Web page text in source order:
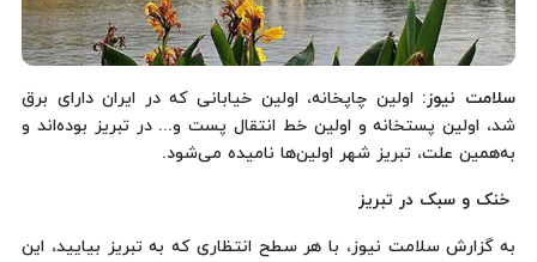
سلامت نیوز: اولین چاپخانه، اولین خیابانی که در ایران دارای برق
شد، اولین پستخانه و اولین خط انتقال پست و... در تبریز بوده‌اند و
به‌همین علت، تبریز شهر اولین‌ها نامیده می‌شود.
خنک و سبک در تبریز
به گزارش سلامت نیوز، با هر سطح انتظاری که به تبریز بیایید، این